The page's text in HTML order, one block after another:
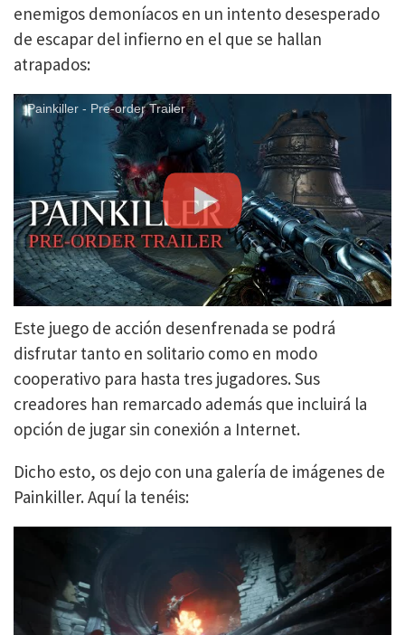
enemigos demoníacos en un intento desesperado
de escapar del infierno en el que se hallan
atrapados:
Painkiller - Pre-order Trailer
Este juego de acción desenfrenada se podrá
disfrutar tanto en solitario como en modo
cooperativo para hasta tres jugadores. Sus
creadores han remarcado además que incluirá la
opción de jugar sin conexión a Internet.
Dicho esto, os dejo con una galería de imágenes de
Painkiller. Aquí la tenéis: